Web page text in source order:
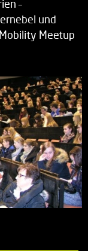
–
und
Meetup